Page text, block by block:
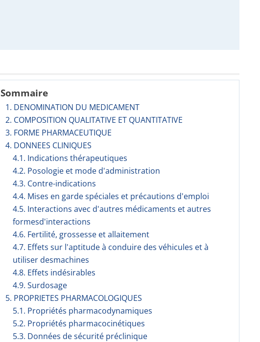
Sommaire
1. DENOMINATION DU MEDICAMENT
2. COMPOSITION QUALITATIVE ET QUANTITATIVE
3. FORME PHARMACEUTIQUE
4. DONNEES CLINIQUES
4.1. Indications thérapeutiques
4.2. Posologie et mode d'administration
4.3. Contre-indications
4.4. Mises en garde spéciales et précautions d'emploi
4.5. Interactions avec d'autres médicaments et autres
formesd'interactions
4.6. Fertilité, grossesse et allaitement
4.7. Effets sur l'aptitude à conduire des véhicules et à
utiliser desmachines
4.8. Effets indésirables
4.9. Surdosage
5. PROPRIETES PHARMACOLOGIQUES
5.1. Propriétés pharmacodynami­ques
5.2. Propriétés pharmacocinéti­ques
5.3. Données de sécurité préclinique